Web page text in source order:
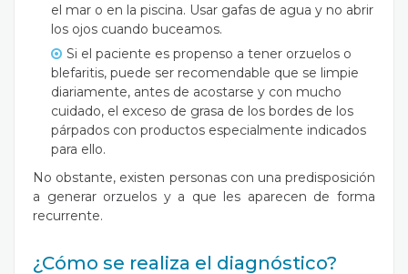
el mar o en la piscina. Usar gafas de agua y no abrir
los ojos cuando buceamos.
Si el paciente es propenso a tener orzuelos o
blefaritis, puede ser recomendable que se limpie
diariamente, antes de acostarse y con mucho
cuidado, el exceso de grasa de los bordes de los
párpados con productos especialmente indicados
para ello.
No obstante, existen personas con una predisposición
a generar orzuelos y a que les aparecen de forma
recurrente.
¿Cómo se realiza el diagnóstico?